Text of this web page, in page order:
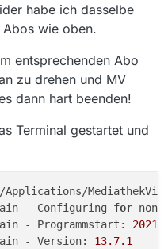
habe ich dasselbe
wie oben.
entsprechenden Abo
zu drehen und MV
dann hart beenden!
Terminal gestartet und
Applications/
- Configuring for non-
- Programmstart: 2021
- Version: 13.7.1